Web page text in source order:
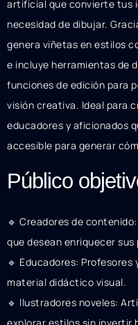
artificial que convierte tus
necesidad de dibujar.
genera viñetas en estilos
e incluye herramientas de
funciones de edición para
visión creativa. Ideal para
educadores y aficionados
accesible para generar
Público
🔹 Creadores de
que desean enriquecer
🔹 Educadores:
material didáctico visual.
🔹 Ilustradores noveles: